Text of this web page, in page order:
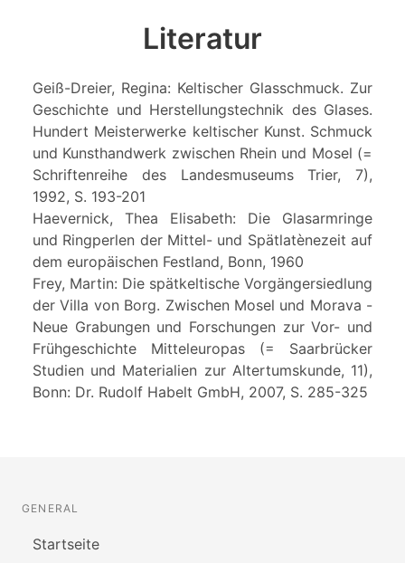
Literatur
Geiß-Dreier, Regina: Keltischer Glasschmuck. Zur
Geschichte und Herstellungstechnik des Glases.
Hundert Meisterwerke keltischer Kunst. Schmuck
und Kunsthandwerk zwischen Rhein und Mosel (=
Schriftenreihe des Landesmuseums Trier, 7),
1992, S. 193-201
Haevernick, Thea Elisabeth: Die Glasarmringe
und Ringperlen der Mittel- und Spätlatènezeit auf
dem europäischen Festland, Bonn, 1960
Frey, Martin: Die spätkeltische Vorgängersiedlung
der Villa von Borg. Zwischen Mosel und Morava -
Neue Grabungen und Forschungen zur Vor- und
Frühgeschichte Mitteleuropas (= Saarbrücker
Studien und Materialien zur Altertumskunde, 11),
Bonn: Dr. Rudolf Habelt GmbH, 2007, S. 285-325
GENERAL
Startseite